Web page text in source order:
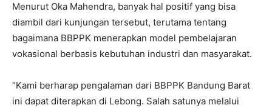
Menurut Oka Mahendra, banyak hal positif yang bisa
diambil dari kunjungan tersebut, terutama tentang
bagaimana BBPPK menerapkan model pembelajaran
vokasional berbasis kebutuhan industri dan masyarakat.
“Kami berharap pengalaman dari BBPPK Bandung Barat
ini dapat diterapkan di Lebong. Salah satunya melalui